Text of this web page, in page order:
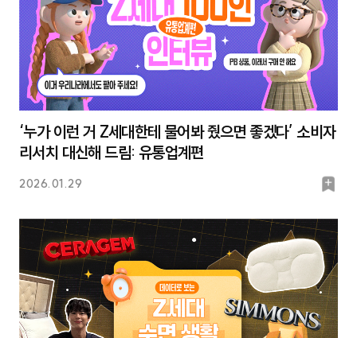
‘누가 이런 거 Z세대한테 물어봐 줬으면 좋겠다’ 소비자
리서치 대신해 드림: 유통업계편
2026.01.29
북
크